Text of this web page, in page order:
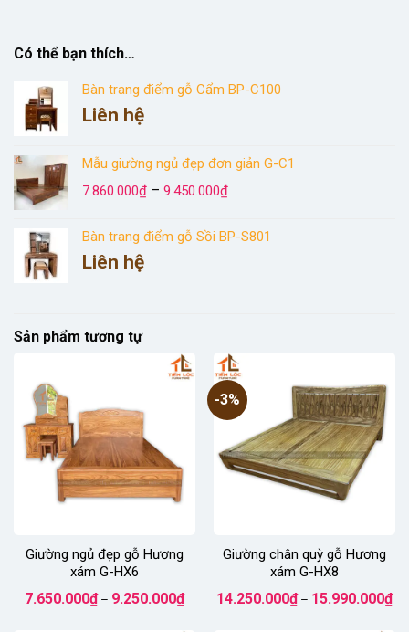
Có thể bạn thích…
Bàn trang điểm gỗ Cẩm BP-C100
Liên hệ
Mẫu giường ngủ đẹp đơn giản G-C1
7.860.000₫ – 9.450.000₫Khoảng
7.860.000₫
Bàn trang điểm gỗ Sồi BP-S801
Liên hệ
Sản phẩm tương tự
Giường ngủ đẹp gỗ Hương
xám G-HX6
7.650.000₫ – 9.250.000₫Khoảng
giá:
7.650.000₫
-3%
Giường chân quỳ gỗ Hương
xám G-HX8
14.250.000₫ – 15.990.000₫